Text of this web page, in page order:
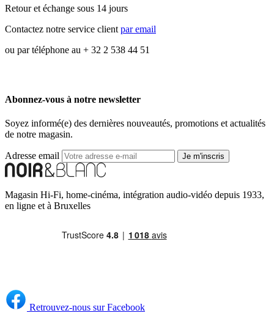
Retour et échange sous 14 jours
Contactez notre service clientpar email
ou par téléphone au + 32 2 538 44 51
Abonnez-vous à notre newsletter
Soyez informé(e) des dernières nouveautés, promotions et actualités
de notre magasin.
Adresse email Je m'inscris
Magasin Hi-Fi, home-cinéma, intégration audio-vidéo depuis 1933,
en ligne et à Bruxelles
Retrouvez-nous sur Facebook